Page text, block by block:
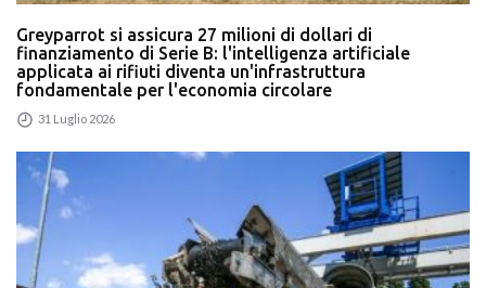
Greyparrot si assicura 27 milioni di dollari di
finanziamento di Serie B: l'intelligenza artificiale
applicata ai rifiuti diventa un'infrastruttura
fondamentale per l'economia circolare
31 Luglio 2026